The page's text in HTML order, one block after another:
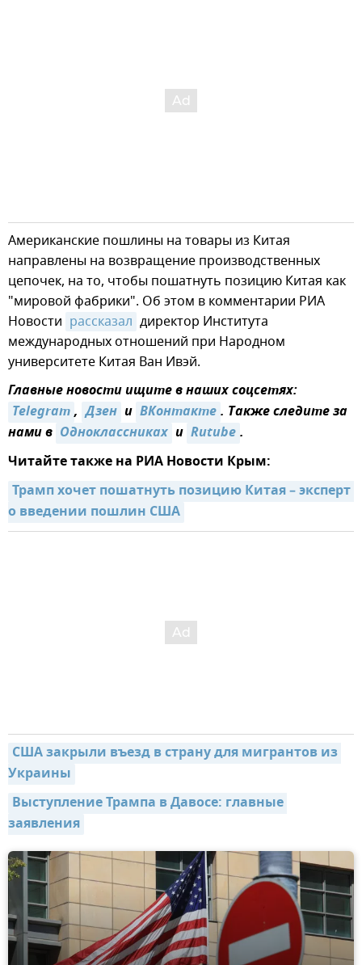
Американские пошлины на товары из Китая
направлены на возвращение производственных
цепочек, на то, чтобы пошатнуть позицию Китая как
"мировой фабрики". Об этом в комментарии РИА
Новости рассказал директор Института
международных отношений при Народном
университете Китая Ван Ивэй.
Главные новости ищите в наших соцсетях:
Telegram, Дзен и ВКонтакте. Также следите за
нами в Одноклассниках и Rutube.
Читайте также на РИА Новости Крым:
Трамп хочет пошатнуть позицию Китая – эксперт
о введении пошлин США
США закрыли въезд в страну для мигрантов из
Украины
Выступление Трампа в Давосе: главные
заявления